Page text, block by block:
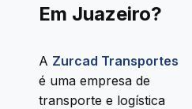
Em Juazeiro?
A Zurcad Transportes
é uma empresa de
transporte e logística